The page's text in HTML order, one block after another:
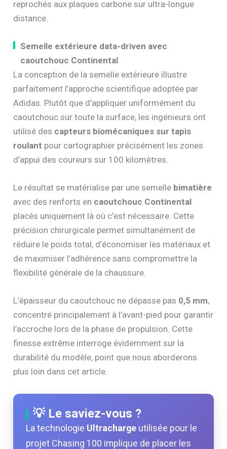
reprochés aux plaques carbone sur ultra-longue
distance.
Semelle extérieure data-driven avec
caoutchouc Continental
La conception de la semelle extérieure illustre
parfaitement l’approche scientifique adoptée par
Adidas. Plutôt que d’appliquer uniformément du
caoutchouc sur toute la surface, les ingénieurs ont
utilisé des capteurs biomécaniques sur tapis
roulant pour cartographier précisément les zones
d’appui des coureurs sur 100 kilomètres.
Le résultat se matérialise par une semelle bimatière
avec des renforts en caoutchouc Continental
placés uniquement là où c’est nécessaire. Cette
précision chirurgicale permet simultanément de
réduire le poids total, d’économiser les matériaux et
de maximiser l’adhérence sans compromettre la
flexibilité générale de la chaussure.
L’épaisseur du caoutchouc ne dépasse pas 0,5 mm,
concentré principalement à l’avant-pied pour garantir
l’accroche lors de la phase de propulsion. Cette
finesse extrême interroge évidemment sur la
durabilité du modèle, point que nous aborderons
plus loin dans cet article.
💡 Le saviez-vous ?
La technologie Ultracharge utilisée pour le
projet Chasing 100 implique de placer les